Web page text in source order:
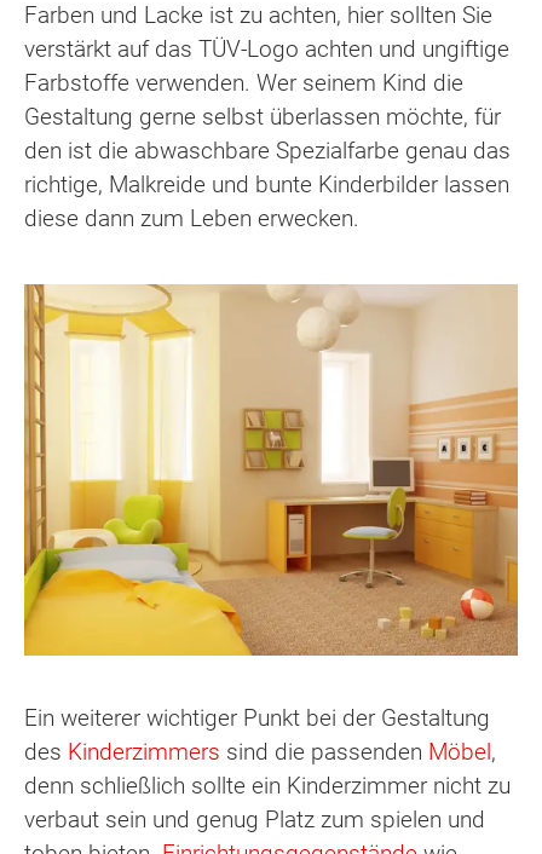
Farben und Lacke ist zu achten, hier sollten Sie
verstärkt auf das TÜV-Logo achten und ungiftige
Farbstoffe verwenden. Wer seinem Kind die
Gestaltung gerne selbst überlassen möchte, für
den ist die abwaschbare Spezialfarbe genau das
richtige, Malkreide und bunte Kinderbilder lassen
diese dann zum Leben erwecken.
Ein weiterer wichtiger Punkt bei der Gestaltung
des Kinderzimmers sind die passenden Möbel,
denn schließlich sollte ein Kinderzimmer nicht zu
verbaut sein und genug Platz zum spielen und